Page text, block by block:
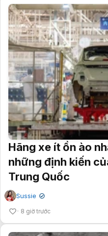
Hãng xe ít ồn ào
những định kiến
Trung Quốc
Sussie ✔
8 giờ trước